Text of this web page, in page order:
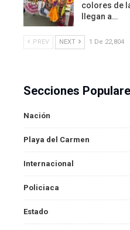
colores de
llegan a…
PREV NEXT 1 De 22,804
Secciones
Nación
Playa del Carmen
Internacional
Policiaca
Estado